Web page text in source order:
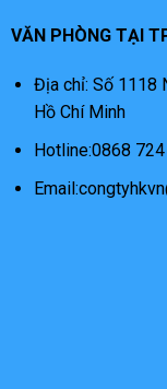
VĂN PHÒNG TẠI
Địa chỉ: Số 1118
Hồ Chí Minh
Hotline:0868